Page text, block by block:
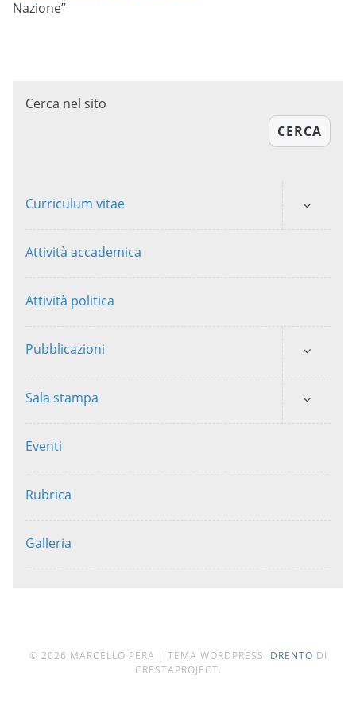
Nazione”
Cerca nel sito
CERCA
Curriculum vitae
Attività accademica
Attività politica
Pubblicazioni
Sala stampa
Eventi
Rubrica
Galleria
© 2026 MARCELLO PERA | TEMA WORDPRESS: DRENTO DI
CRESTAPROJECT.